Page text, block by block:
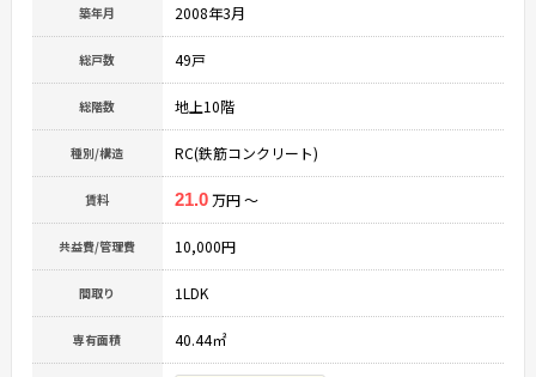
築年月 2008年3月
総戸数 49戸
総階数 地上10階
種別/構造 RC(鉄筋コンクリート)
賃料 21.0万円 ～
共益費/管理費 10,000円
間取り 1LDK
専有面積 40.44㎡